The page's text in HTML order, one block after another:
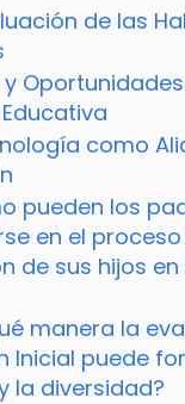
de las
como
pueden los
en el
de sus hijos
manera la
Inicial puede
la diversidad?